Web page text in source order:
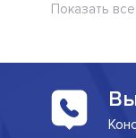
Показать